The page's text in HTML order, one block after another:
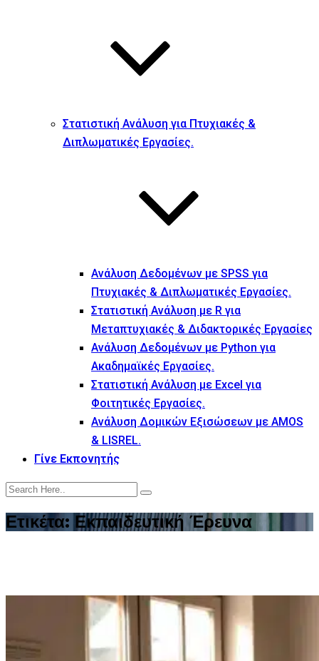
Στατιστική Ανάλυση για Πτυχιακές &
Διπλωματικές Εργασίες.
Ανάλυση Δεδομένων με SPSS για
Πτυχιακές & Διπλωματικές Εργασίες.
Στατιστική Ανάλυση με R για
Μεταπτυχιακές & Διδακτορικές Εργασίες
Ανάλυση Δεδομένων με Python για
Ακαδημαϊκές Εργασίες.
Στατιστική Ανάλυση με Excel για
Φοιτητικές Εργασίες.
Ανάλυση Δομικών Εξισώσεων με AMOS
& LISREL.
Γίνε Εκπονητής
Ετικέτα: Εκπαιδευτική Έρευνα